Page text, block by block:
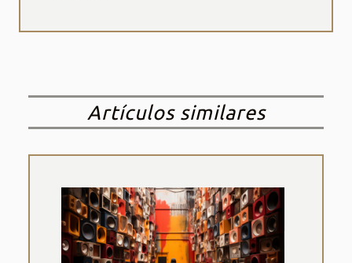
Artículos similares